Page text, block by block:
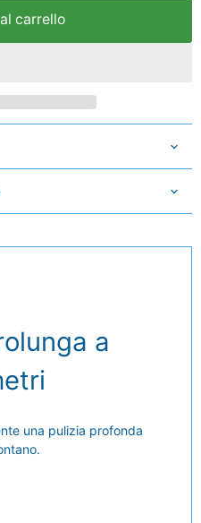
carrello
a
una pulizia profonda